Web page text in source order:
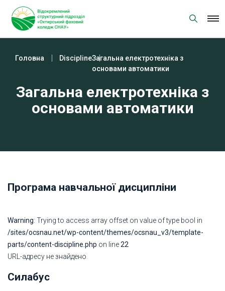
content
Головна DisciplineЗагальна електротехніка з
основами автоматики
Загальна електротехніка з
основами автоматики
Програма навчальної дисципліни
Warning: Trying to access array offset on value of type bool in
/sites/ocsnau.net/wp-content/themes/ocsnau_v3/template-
parts/content-discipline.php on line22
URL-адресу не знайдено
Силабус